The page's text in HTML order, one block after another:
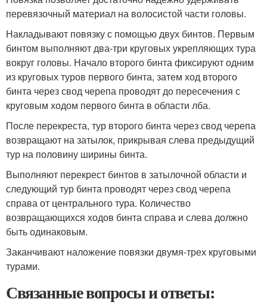
перевязочный материал на волосистой части головы.
Накладывают повязку с помощью двух бинтов. Первым
бинтом выполняют два-три круговых укрепляющих тура
вокруг головы. Начало второго бинта фиксируют одним
из круговых туров первого бинта, затем ход второго
бинта через свод черепа проводят до пересечения с
круговым ходом первого бинта в области лба.
После перекреста, тур второго бинта через свод черепа
возвращают на затылок, прикрывая слева предыдущий
тур на половину ширины бинта.
Выполняют перекрест бинтов в затылочной области и
следующий тур бинта проводят через свод черепа
справа от центрального тура. Количество
возвращающихся ходов бинта справа и слева должно
быть одинаковым.
Заканчивают наложение повязки двумя-трех круговыми
турами.
Связанные вопросы и ответы: